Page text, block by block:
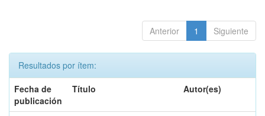
Anterior 1 Siguiente
Resultados por ítem:
Fecha de
publicación
Título Autor(es)